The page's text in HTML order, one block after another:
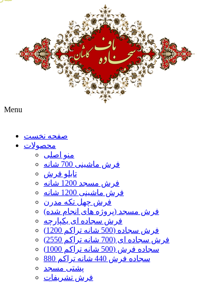
Menu
صفحه نخست
محصولات
منو اصلی
فرش ماشینی 700 شانه
تابلو فرش
فرش مسجد 1200 شانه
فرش ماشینی 1200 شانه
فرش چهل تکه مدرن
فرش مسجد (پروژه های انجام شده)
فرش سجاده ای یکپارچه
فرش سجاده (500 شانه تراکم 1200)
فرش سجاده ای (700 شانه تراکم 2550)
سجاده فرش (500 شانه تراکم 1000)
سجاده فرش 440 شانه تراکم 880
پشتی مسجد
فرش تشریفات